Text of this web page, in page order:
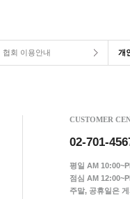
협회 이용안내 개
CUSTOMER
02-701-
평일 AM
점심 AM
주말, 공휴일은